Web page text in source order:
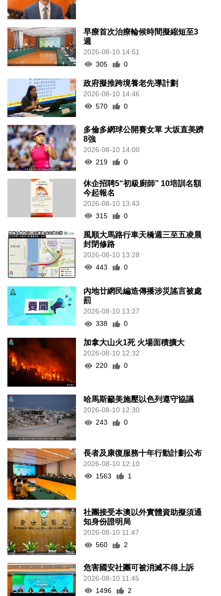
早療首次治療輪候時間擬縮短至3
週
2026-08-10 14:51
305
0
政府擬推跨境養老先導計劃
2026-08-10 14:46
570
0
多倫多網球公開賽女單 大坂直美躋
8強
2026-08-10 14:00
219
0
休企招聘5“初級廚師” 10培訓名額
今起報名
2026-08-10 13:43
315
0
風順大馬路行車天橋週三至五凌晨
封閉修路
2026-08-10 13:28
443
0
內地廿網民編造傳播涉災謠言被處
罰
2026-08-10 13:27
338
0
加拿大山火1死 火場面積擴大
2026-08-10 12:32
220
0
哈馬斯籲美施壓以色列遵守協議
2026-08-10 12:30
243
0
長者及康復服務十年行動計劃公布
2026-08-10 12:10
1563
1
社團接受本澳以外實體資助擬須通
知身份證明局
2026-08-10 11:47
560
2
危害國安社團可被消滅不得上訴
2026-08-10 11:45
1496
2